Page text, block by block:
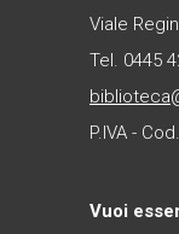
Viale
Tel. 0445
P.IVA -
Vuoi